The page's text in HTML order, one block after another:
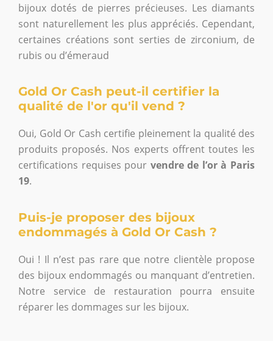
bijoux dotés de pierres précieuses. Les diamants
sont naturellement les plus appréciés. Cependant,
certaines créations sont serties de zirconium, de
rubis ou d’émeraud
Gold Or Cash peut-il certifier la
qualité de l'or qu'il vend ?
Oui, Gold Or Cash certifie pleinement la qualité des
produits proposés. Nos experts offrent toutes les
certifications requises pour vendre de l’or à Paris
19.
Puis-je proposer des bijoux
endommagés à Gold Or Cash ?
Oui ! Il n’est pas rare que notre clientèle propose
des bijoux endommagés ou manquant d’entretien.
Notre service de restauration pourra ensuite
réparer les dommages sur les bijoux.